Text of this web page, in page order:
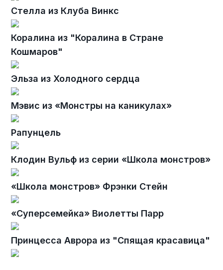
Стелла из Клуба Винкс
Коралина из "Коралина в Стране
Кошмаров"
Эльза из Холодного сердца
Мэвис из «Монстры на каникулах»
Рапунцель
Клодин Вульф из серии «Школа монстров»
«Школа монстров» Фрэнки Стейн
«Суперсемейка» Виолетты Парр
Принцесса Аврора из "Спящая красавица"